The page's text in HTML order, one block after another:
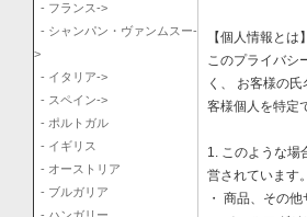
- フランス->
- シャンパン・ヴァンムスー-
>
- イタリア->
- スペイン->
- ポルトガル
- イギリス
- オーストリア
- ブルガリア
【個人情報とは】
このプライバシ
く、 お客様の
客様個人を特定
1. このような場
営されています
・ 商品、その